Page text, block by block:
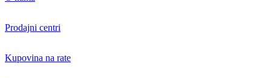
Prodajni centri
Kupovina na rate